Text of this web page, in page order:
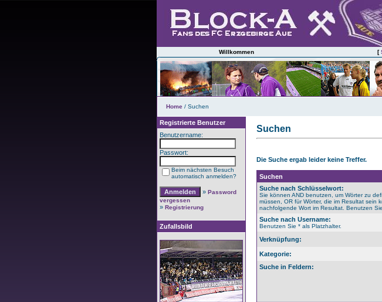
Willkommen [
Home / Suchen
Registrierte Benutzer
Benutzername:
Passwort:
Beim nächsten Besuch
automatisch anmelden?
» Password
vergessen
» Registrierung
Zufallsbild
Suchen
Die Suche ergab leider keine Treffer.
Suchen
Suche nach Schlüsselwort:
Sie können AND benutzen, um Wörter zu
müssen, OR für Wörter, die im Resultat sein
nachfolgende Wort im Resultat. Benutzen
Suche nach Username:
Benutzen Sie * als Platzhalter.
Verknüpfung:
Kategorie:
Suche in Feldern: